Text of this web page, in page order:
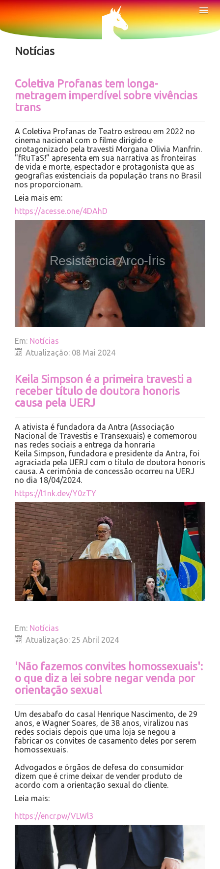
Sobre
Notícias
Notícias
Coletiva Profanas tem longa-
metragem imperdível sobre vivências
trans
A Coletiva Profanas de Teatro estreou em 2022 no
cinema nacional com o filme dirigido e
protagonizado pela travesti Morgana Olivia Manfrin.
"fRuTaS!” apresenta em sua narrativa as fronteiras
de vida e morte, espectador e protagonista que as
geografias existenciais da população trans no Brasil
nos proporcionam.
Leia mais em:
https://acesse.one/4DAhD
Em: Notícias
Atualização: 08 Mai 2024
Keila Simpson é a primeira travesti a
receber título de doutora honoris
causa pela UERJ
A ativista é fundadora da Antra (Associação
Nacional de Travestis e Transexuais) e comemorou
nas redes sociais a entrega da honraria
Keila Simpson, fundadora e presidente da Antra, foi
agraciada pela UERJ com o título de doutora honoris
causa. A cerimônia de concessão ocorreu na UERJ
no dia 18/04/2024.
https://l1nk.dev/Y0zTY
Em: Notícias
Atualização: 25 Abril 2024
'Não fazemos convites homossexuais':
o que diz a lei sobre negar venda por
orientação sexual
Um desabafo do casal Henrique Nascimento, de 29
anos, e Wagner Soares, de 38 anos, viralizou nas
redes sociais depois que uma loja se negou a
fabricar os convites de casamento deles por serem
homossexuais.
Advogados e órgãos de defesa do consumidor
dizem que é crime deixar de vender produto de
acordo com a orientação sexual do cliente.
Leia mais:
https://encr.pw/VLWl3